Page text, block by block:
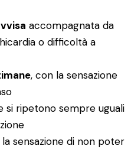
accompagnata da
o difficoltà a
, con la sensazione
si ripetono sempre uguali
la sensazione di non poter